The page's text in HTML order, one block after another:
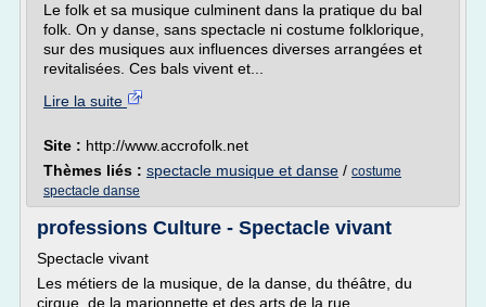
Le folk et sa musique culminent dans la pratique du bal
folk. On y danse, sans spectacle ni costume folklorique,
sur des musiques aux influences diverses arrangées et
revitalisées. Ces bals vivent et...
Lire la suite
Site : http://www.accrofolk.net
Thèmes liés : spectacle musique et danse / costume
spectacle danse
professions Culture - Spectacle vivant
Spectacle vivant
Les métiers de la musique, de la danse, du théâtre, du
cirque, de la marionnette et des arts de la rue